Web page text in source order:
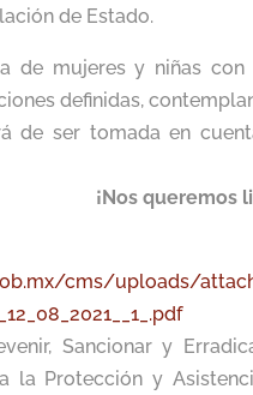
de Estado.
de mujeres y niñas
definidas,
de ser tomada en
¡Nos queremos
cms/uploads/
Sancionar y
la Protección y